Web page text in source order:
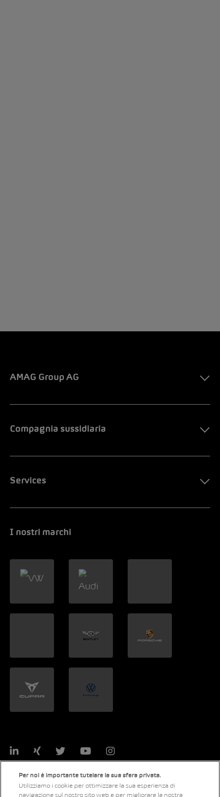
AMAG Group AG
Compagnia sussidiaria
Services
I nostri marchi
LinkedIn
Xing Twitter YouTubeInstagram
Per noi è importante tutelare la sua sfera privata.
Utilizziamo i cookie per ottimizzare la sua esperienza di
navigazione sul nostro sito web e per migliorare la nostra